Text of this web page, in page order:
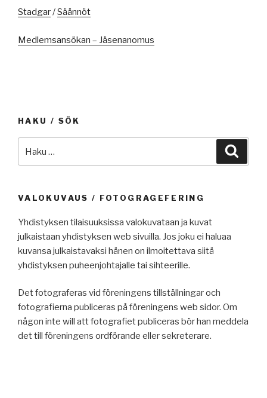
Stadgar/Säännöt
Medlemsansökan – Jäsenanomus
HAKU / SÖK
VALOKUVAUS / FOTOGRAGEFERING
Yhdistyksen tilaisuuksissa valokuvataan ja kuvat
julkaistaan yhdistyksen web sivuilla. Jos joku ei haluaa
kuvansa julkaistavaksi hänen on ilmoitettava siitä
yhdistyksen puheenjohtajalle tai sihteerille.
Det fotograferas vid föreningens tillställningar och
fotografierna publiceras på föreningens web sidor. Om
någon inte will att fotografiet publiceras bör han meddela
det till föreningens ordförande eller sekreterare.